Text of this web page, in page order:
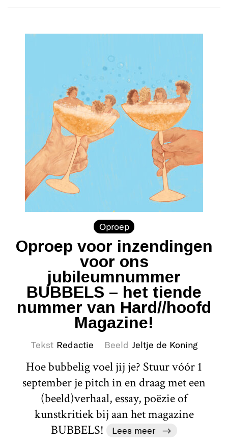
Oproep
Oproep voor inzendingen
voor ons
jubileumnummer
BUBBELS – het tiende
nummer van Hard//hoofd
Magazine!
Tekst Redactie Beeld Jeltje de Koning
Hoe bubbelig voel jij je? Stuur vóór 1
september je pitch in en draag met een
(beeld)verhaal, essay, poëzie of
kunstkritiek bij aan het magazine
BUBBELS!
Lees meer